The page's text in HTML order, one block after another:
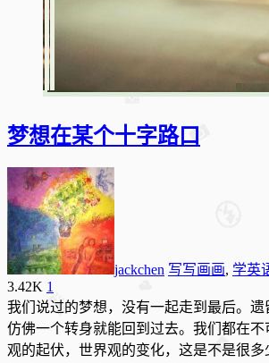
梦想在某个十字路口
jackchen 写写画画, 学英
3.42K 1
我们说过的梦想，没有一起走到最后。遗
仿佛一个转身就能回到过去。我们都在
观的起伏，世界观的变化，这是不是很